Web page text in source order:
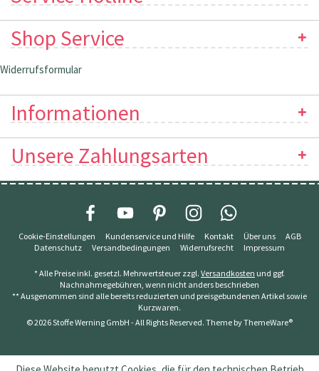
Shop Service
Widerrufsformular
Informationen
Unsere Zahlungsarten
Cookie-Einstellungen Kundenservice und Hilfe Kontakt Über uns
AGB
Datenschutz
Versandbedingungen Widerrufsrecht Impressum
* Alle Preise inkl. gesetzl. Mehrwertsteuer zzgl. Versandkosten und ggf.
Nachnahmegebühren, wenn nicht anders beschrieben
** Ausgenommen sind alle bereits reduzierten und preisgebundenen Artikel sowie
Kurzwaren.
© 2026 Stoffe Werning GmbH - All Rights Reserved. Theme byThemeWare®